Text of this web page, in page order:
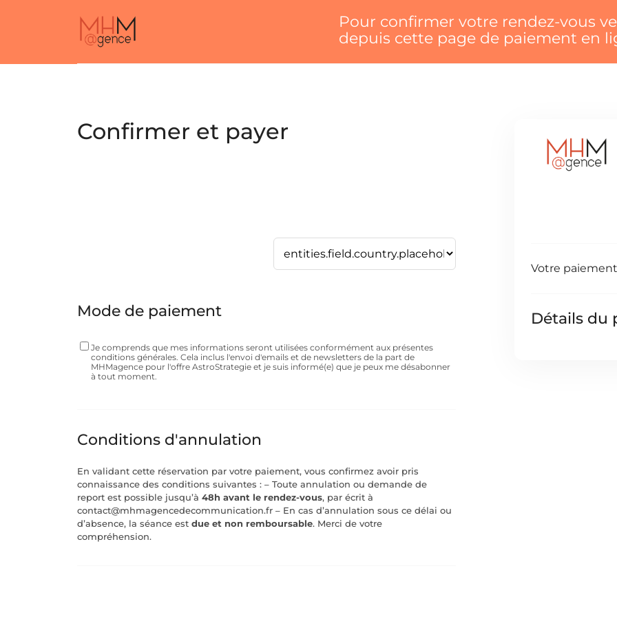
Pour confirmer votre rendez-vous
depuis cette page de paiement en
Confirmer et payer
Mode de paiement
Je comprends que mes informations seront utilisées conformément aux présentes
conditions générales. Cela inclus l'envoi d'emails et de newsletters de la part de
MHMagence pour l'offre AstroStrategie et je suis informé(e) que je peux me désabonner
à tout moment.
Conditions d'annulation
En validant cette réservation par votre paiement, vous confirmez avoir pris
connaissance des conditions suivantes : – Toute annulation ou demande de
report est possible jusqu’à 48h avant le rendez-vous, par écrit à
contact@mhmagencedecommunication.fr – En cas d’annulation sous ce délai ou
d’absence, la séance est due et non remboursable. Merci de votre
compréhension.
Votre
Détails du